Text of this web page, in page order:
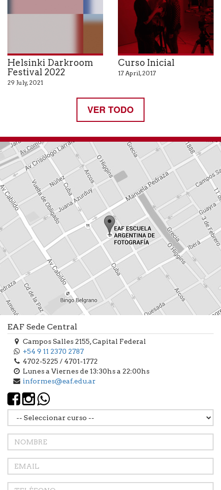
Helsinki Darkroom
Festival 2022
29 July, 2021
Curso Inicial
17 April, 2017
VER TODO
EAF Sede Central
Campos Salles 2155, Capital Federal
+54 9 11 2370 2787
4702-5225 / 4701-1772
Lunes a Viernes de 13:30hs a 22:00hs
informes@eaf.edu.ar